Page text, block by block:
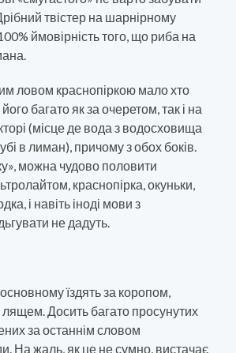
твістер на шарнірному
ймовірність того, що риба на
ловом краснопіркою мало хто
багато як за очеретом, так і на
(місце де вода з водосховища
в лиман), причому з обох боків.
можна чудово половити
краснопірка, окуньки,
і навіть іноді мови з
не дадуть.
їздять за коропом,
Досить багато просунутих
за останнім словом
На жаль, як це не сумно, вистачає